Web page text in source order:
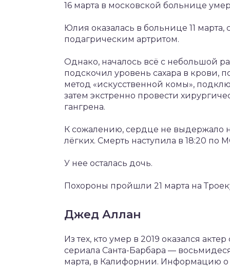
16 марта в московской больнице
Юлия оказалась в больнице 11
подагрическим артритом.
Однако, началось всё с небольшой
подскочил уровень сахара в крови,
метод «искусственной комы»,
затем экстренно провести
гангрена.
К сожалению, сердце не выдержало
лёгких. Смерть наступила в 18:20
У нее осталась дочь.
Похороны пройшли 21 марта на
Джед Аллан
Из тех, кто умер в 2019 оказался
сериала Санта-Барбара —
марта, в Калифорнии. Информацию